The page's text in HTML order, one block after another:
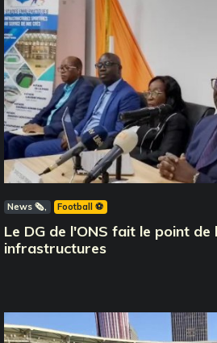
News 🗞️ Football ⚽️
Le DG de l'ONS fait le point de
infrastructures